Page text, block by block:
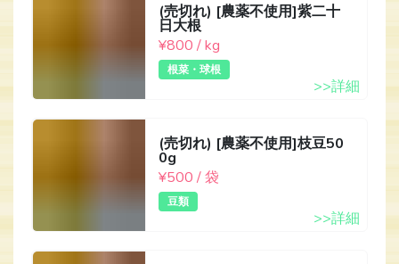
(売切れ) [農薬不使用]紫二十
日大根
¥800 / kg
根菜・球根
>>詳細
(売切れ) [農薬不使用]枝豆50
0g
¥500 / 袋
豆類
>>詳細